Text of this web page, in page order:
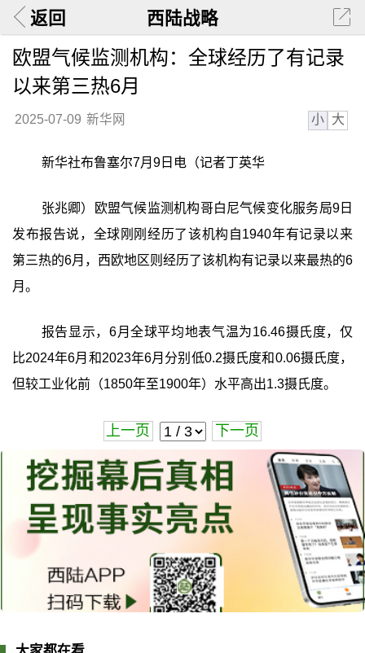
返回 西陆战略
欧盟气候监测机构：全球经历了有记录
以来第三热6月
2025-07-09 新华网 小 大
新华社布鲁塞尔7月9日电（记者丁英华
张兆卿）欧盟气候监测机构哥白尼气候变化服务局9日
发布报告说，全球刚刚经历了该机构自1940年有记录以来
第三热的6月，西欧地区则经历了该机构有记录以来最热的6
月。
报告显示，6月全球平均地表气温为16.46摄氏度，仅
比2024年6月和2023年6月分别低0.2摄氏度和0.06摄氏度，
但较工业化前（1850年至1900年）水平高出1.3摄氏度。
上一页 下一页